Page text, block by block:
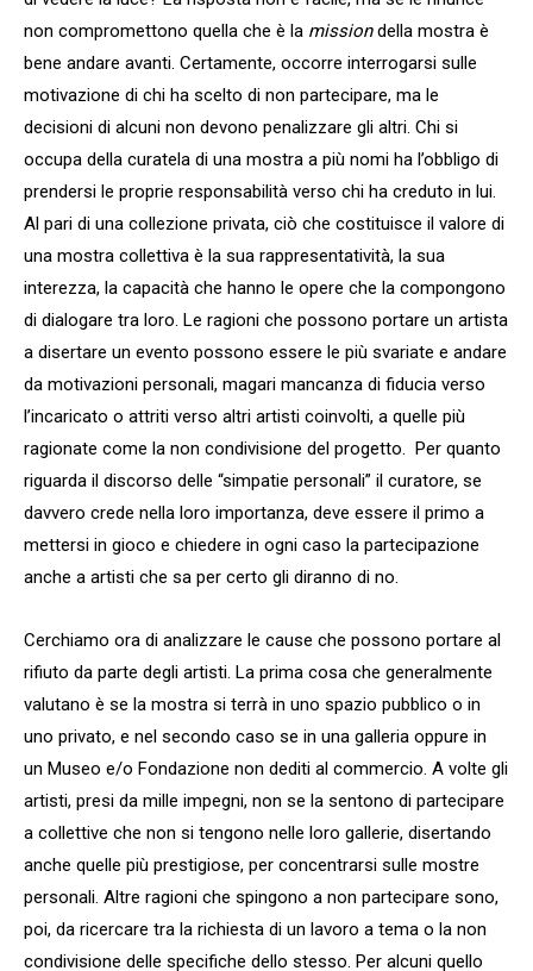
non compromettono quella che è la missiondella mostra è
bene andare avanti. Certamente, occorre interrogarsi sulle
motivazione di chi ha scelto di non partecipare, ma le
decisioni di alcuni non devono penalizzare gli altri. Chi si
occupa della curatela di una mostra a più nomi ha l’obbligo di
prendersi le proprie responsabilità verso chi ha creduto in lui.
Al pari di una collezione privata, ciò che costituisce il valore di
una mostra collettiva è la sua rappresentatività, la sua
interezza, la capacità che hanno le opere che la compongono
di dialogare tra loro. Le ragioni che possono portare un artista
a disertare un evento possono essere le più svariate e andare
da motivazioni personali, magari mancanza di fiducia verso
l’incaricato o attriti verso altri artisti coinvolti, a quelle più
ragionate come la non condivisione del progetto. Per quanto
riguarda il discorso delle “simpatie personali” il curatore, se
davvero crede nella loro importanza, deve essere il primo a
mettersi in gioco e chiedere in ogni caso la partecipazione
anche a artisti che sa per certo gli diranno di no.
Cerchiamo ora di analizzare le cause che possono portare al
rifiuto da parte degli artisti. La prima cosa che generalmente
valutano è se la mostra si terrà in uno spazio pubblico o in
uno privato, e nel secondo caso se in una galleria oppure in
un Museo e/o Fondazione non dediti al commercio. A volte gli
artisti, presi da mille impegni, non se la sentono di partecipare
a collettive che non si tengono nelle loro gallerie, disertando
anche quelle più prestigiose, per concentrarsi sulle mostre
personali. Altre ragioni che spingono a non partecipare sono,
poi, da ricercare tra la richiesta di un lavoro a tema o la non
condivisione delle specifiche dello stesso. Per alcuni quello